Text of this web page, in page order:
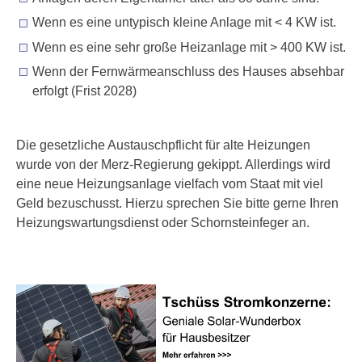
welche bis auf einige Meter genau sein können
Ihr Gerät durch aktives Scannen nach bestimmten
Merkmalen (Fingerprinting) identifizieren
verarbeitet werden, und legen Sie Ihre Präferenzen
im Abschnitt Einzelheiten fest.
personalisieren, Funktionen für soziale Medien anbieten
zu können und die Zugriffe auf unsere Website zu
analysieren. Außerdem geben wir Informationen zu Ihrer
Verwendung unserer Website an unsere Partner für
soziale Medien, Werbung und Analysen weiter. Unsere
Hier finden Sie unserImpressumund
unsereDatenschutzerklärung.
Wenn es eine untypisch kleine Anlage mit < 4 KW ist.
Wenn es eine sehr große Heizanlage mit > 400 KW ist.
Wenn der Fernwärmeanschluss des Hauses absehbar
erfolgt (Frist 2028)
Die gesetz­liche Austausch­pflicht für alte Heizungen
wurde von der Merz-Regierung gekippt. Aller­dings wird
eine neue Heizungs­an­lage vielfach vom Staat mit viel
Geld bezu­schusst. Hierzu sprechen Sie bitte gerne Ihren
Heizungs­war­tungs­dienst oder Schorn­stein­feger an.